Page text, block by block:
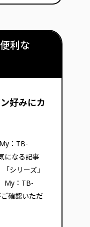
利な
好みにカ
：TB-
になる記事
シリーズ」
My：TB-
確認いただ